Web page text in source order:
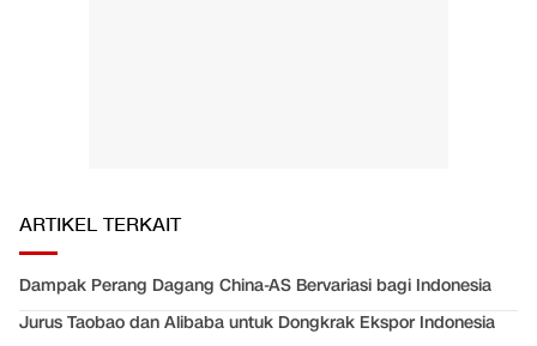
ARTIKEL TERKAIT
Dampak Perang Dagang China-AS Bervariasi bagi Indonesia
Jurus Taobao dan Alibaba untuk Dongkrak Ekspor Indonesia